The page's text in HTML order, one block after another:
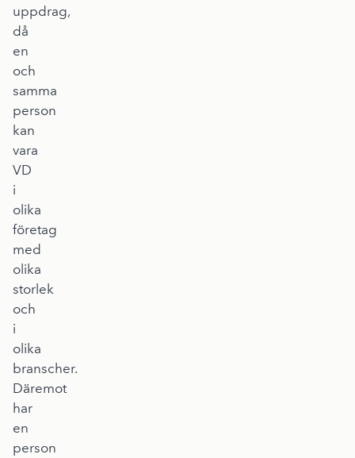
uppdrag,
då
en
och
samma
person
kan
vara
VD
i
olika
företag
med
olika
storlek
och
i
olika
branscher.
Däremot
har
en
person